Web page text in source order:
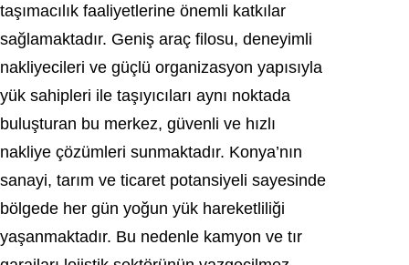
taşımacılık faaliyetlerine önemli katkılar
sağlamaktadır. Geniş araç filosu, deneyimli
nakliyecileri ve güçlü organizasyon yapısıyla
yük sahipleri ile taşıyıcıları aynı noktada
buluşturan bu merkez, güvenli ve hızlı
nakliye çözümleri sunmaktadır. Konya’nın
sanayi, tarım ve ticaret potansiyeli sayesinde
bölgede her gün yoğun yük hareketliliği
yaşanmaktadır. Bu nedenle kamyon ve tır